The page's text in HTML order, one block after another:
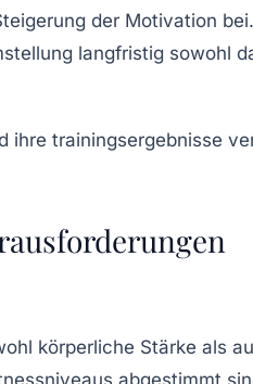
der Motivation
langfristig sowohl
körperliche Stärke als
abgestimmt